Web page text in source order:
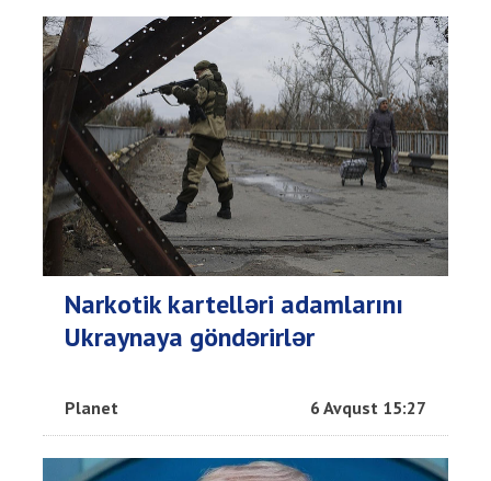
Narkotik kartelləri adamlarını
Ukraynaya göndərirlər
Planet 6 Avqust 15:27